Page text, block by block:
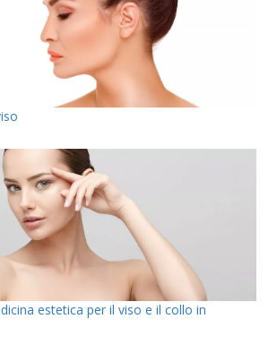
estetica per il viso e il collo in